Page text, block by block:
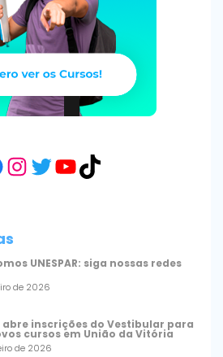
Instagram
Twitter
YouTube
TikTok
UNESPAR: siga nossas redes
de 2026
abre inscrições do Vestibular para
cursos em União da Vitória
de 2026